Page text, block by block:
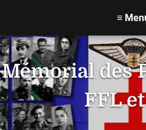
Mémorial des
FFL
≡